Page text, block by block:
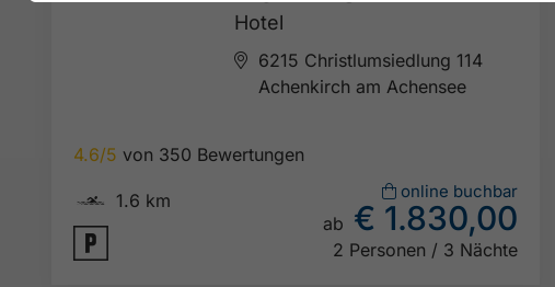
Hotel
6215 Christlumsiedlung 114
Achenkirch am Achensee
4.6/5 von 350 Bewertungen
🅐 1.6 km
🐈
online buchbar
ab € 1.830,00
2 Personen / 3 Nächte